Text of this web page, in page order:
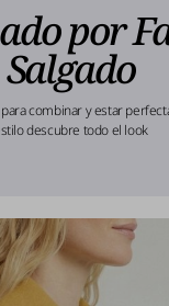
por
Salgado
combinar y estar
descubre todo el look